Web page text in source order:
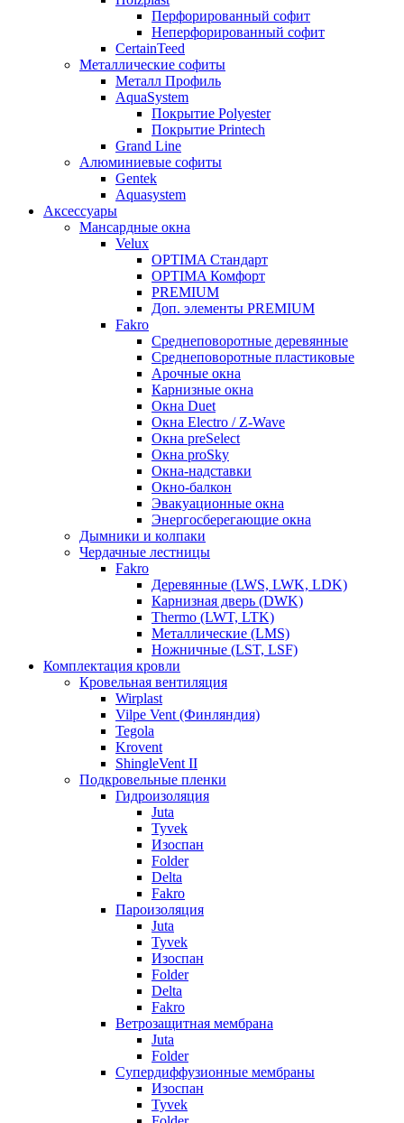
Перфорированный софит
Неперфорированный софит
CertainTeed
Металлические софиты
Металл Профиль
AquaSystem
Покрытие Polyester
Покрытие Printech
Grand Line
Алюминиевые софиты
Gentek
Aquasystem
Аксессуары
Мансардные окна
Velux
OPTIMA Стандарт
OPTIMA Комфорт
PREMIUM
Доп. элементы PREMIUM
Fakro
Cреднеповоротные деревянные
Cреднеповоротные пластиковые
Арочные окна
Карнизные окна
Окна Duet
Окна Electro / Z-Wave
Окна preSelect
Окна proSky
Окна-надставки
Окно-балкон
Эвакуационные окна
Энергосберегающие окна
Дымники и колпаки
Чердачные лестницы
Fakro
Деревянные (LWS, LWK, LDK)
Карнизная дверь (DWK)
Thermo (LWT, LTK)
Металлические (LMS)
Ножничные (LST, LSF)
Комплектация кровли
Кровельная вентиляция
Wirplast
Vilpe Vent (Финляндия)
Tegola
Krovent
ShingleVent II
Подкровельные пленки
Гидроизоляция
Juta
Tyvek
Изоспан
Folder
Delta
Fakro
Пароизоляция
Juta
Tyvek
Изоспан
Folder
Delta
Fakro
Ветрозащитная мембрана
Juta
Folder
Супердиффузионные мембраны
Изоспан
Tyvek